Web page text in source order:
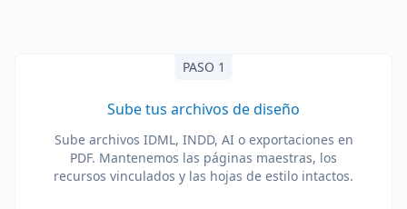
PASO 1
Sube tus archivos de diseño
Sube archivos IDML, INDD, AI o exportaciones en
PDF. Mantenemos las páginas maestras, los
recursos vinculados y las hojas de estilo intactos.